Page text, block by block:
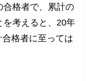
合格者で、累計の
を考えると、20年
格者に至っては